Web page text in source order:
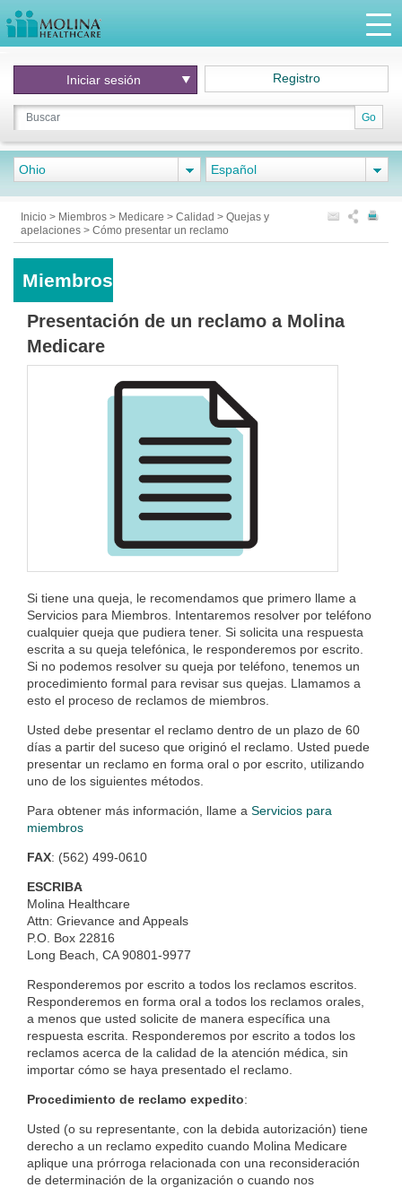
Go
Iniciar sesión Registro
Ohio Español
Inicio > Miembros > Medicare > Calidad > Quejas y
apelaciones > Cómo presentar un reclamo
Miembros
Presentación de un reclamo a Molina
Medicare
Si tiene una queja, le recomendamos que primero llame a
Servicios para Miembros. Intentaremos resolver por teléfono
cualquier queja que pudiera tener. Si solicita una respuesta
escrita a su queja telefónica, le responderemos por escrito.
Si no podemos resolver su queja por teléfono, tenemos un
procedimiento formal para revisar sus quejas. Llamamos a
esto el proceso de reclamos de miembros.
Usted debe presentar el reclamo dentro de un plazo de 60
días a partir del suceso que originó el reclamo. Usted puede
presentar un reclamo en forma oral o por escrito, utilizando
uno de los siguientes métodos.
Para obtener más información, llame a Servicios para
miembros
FAX: (562) 499-0610
ESCRIBA:
Molina Healthcare
Attn: Grievance and Appeals
P.O. Box 22816
Long Beach, CA 90801-9977
Responderemos por escrito a todos los reclamos escritos.
Responderemos en forma oral a todos los reclamos orales,
a menos que usted solicite de manera específica una
respuesta escrita. Responderemos por escrito a todos los
reclamos acerca de la calidad de la atención médica, sin
importar cómo se haya presentado el reclamo.
Procedimiento de reclamo expedito:
Usted (o su representante, con la debida autorización) tiene
derecho a un reclamo expedito cuando Molina Medicare
aplique una prórroga relacionada con una reconsideración
de determinación de la organización o cuando nos